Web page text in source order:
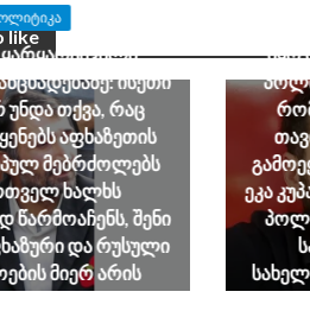
like
ისეთი
უნდა თქვა, რაც
აფხაზეთის
მებრძოლებს
ხალხს
წარმოაჩენს, შენი
და რუსული
მიერ არის
იყო
ეკა